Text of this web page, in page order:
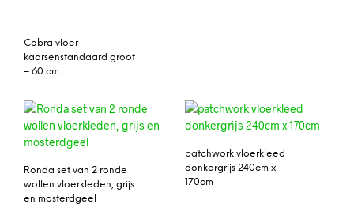
Cobra vloer
kaarsenstandaard groot
– 60 cm.
Ronda set van 2 ronde
wollen vloerkleden, grijs
en mosterdgeel
patchwork vloerkleed
donkergrijs 240cm x
170cm